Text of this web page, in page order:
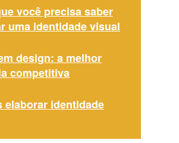
você precisa saber
uma identidade visual
design: a melhor
competitiva
elaborar identidade